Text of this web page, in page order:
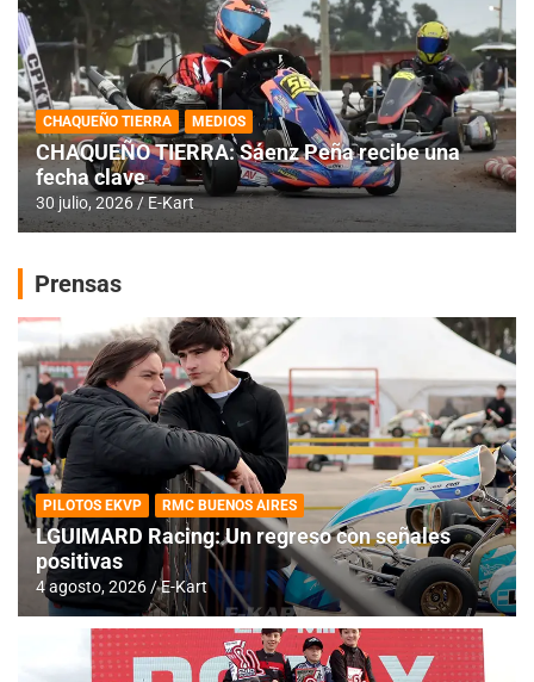
CHAQUEÑO TIERRA MEDIOS
CHAQUEÑO TIERRA: Sáenz Peña recibe una
fecha clave
30 julio, 2026 E-Kart
Prensas
PILOTOS EKVP RMC BUENOS AIRES
LGUIMARD Racing: Un regreso con señales
positivas
4 agosto, 2026 E-Kart